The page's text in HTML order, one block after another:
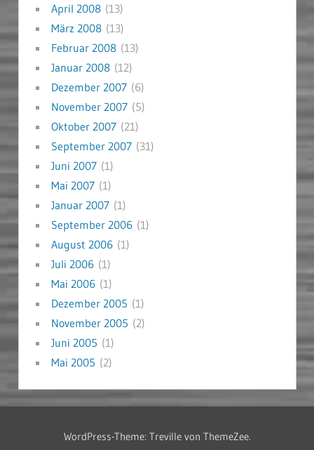
April 2008(13)
März 2008(13)
Februar 2008(13)
Januar 2008(12)
Dezember 2007(6)
November 2007(5)
Oktober 2007(21)
September 2007(31)
Juni 2007(1)
Mai 2007(1)
Januar 2007(1)
September 2006(1)
August 2006(1)
Juli 2006(1)
Mai 2006(1)
Dezember 2005 (1)
November 2005 (2)
Juni 2005 (1)
Mai 2005 (2)
WordPress-Theme: Treville von ThemeZee.